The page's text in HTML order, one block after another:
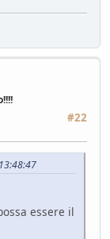
#22
essere il